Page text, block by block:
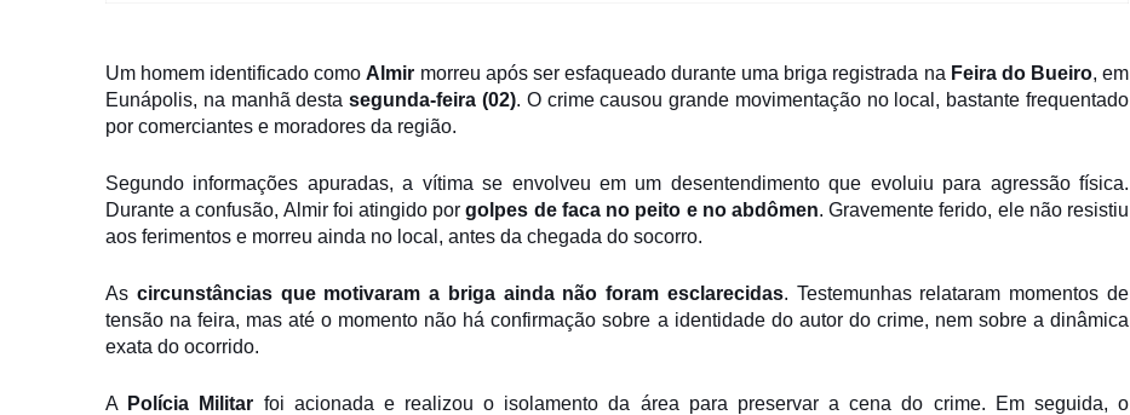
Um homem identificado como Almir morreu após ser esfaqueado durante uma briga registrada na Feira do Bueiro, em
Eunápolis, na manhã destasegunda-feira (02). O crime causou grande movimentação no local, bastante frequentado
por comerciantes e moradores da região.
Segundo informações apuradas, a vítima se envolveu em um desentendimento que evoluiu para agressão física.
Durante a confusão, Almir foi atingido porgolpes de faca no peito e no abdômen. Gravemente ferido, ele não resistiu
aos ferimentos e morreu ainda no local, antes da chegada do socorro.
As circunstâncias que motivaram a briga ainda não foram esclarecidas. Testemunhas relataram momentos de
tensão na feira, mas até o momento não há confirmação sobre a identidade do autor do crime, nem sobre a dinâmica
exata do ocorrido.
A Polícia Militar foi acionada e realizou o isolamento da área para preservar a cena do crime. Em seguida, o